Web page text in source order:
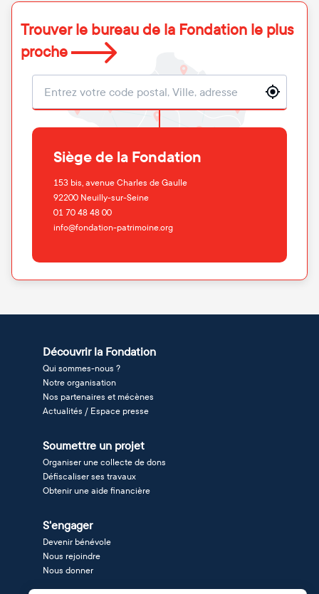
Trouver le bureau de la Fondation le plus
proche
Localisation
Siège de la Fondation
153 bis, avenue Charles de Gaulle
92200 Neuilly-sur-Seine
01 70 48 48 00
info@fondation-patrimoine.org
Découvrir la Fondation
Qui sommes-nous ?
Notre organisation
Nos partenaires et mécènes
Actualités / Espace presse
Soumettre un projet
Organiser une collecte de dons
Défiscaliser ses travaux
Obtenir une aide financière
S'engager
Devenir bénévole
Nous rejoindre
Nous donner